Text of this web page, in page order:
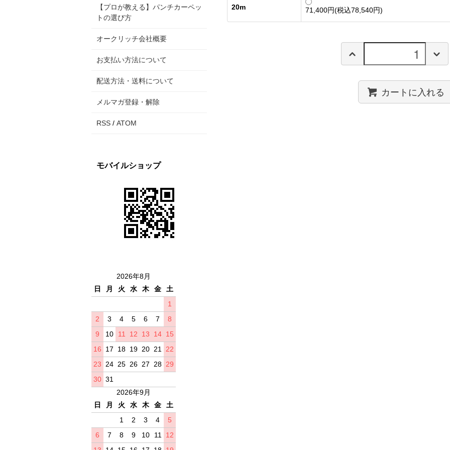
20m 71,400円(税込78,540円)
カートに入れる
【プロが教える】パンチカーペッ
トの選び方
オークリッチ会社概要
お支払い方法について
配送方法・送料について
メルマガ登録・解除
RSS / ATOM
モバイルショップ
2026年8月
日
月 火 水 木 金
土
1
2
3 4 5 6 7
8
9
10 11 12 13 14 15
16
17 18 19 20 21
22
23
24 25 26 27 28 29
30 31
2026年9月
日
月 火 水 木 金
土
1
2 3 4
5
6
7 8 9 10 11
12